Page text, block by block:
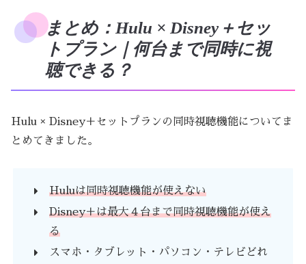
まとめ：Hulu × Disney＋セッ
トプラン｜何台まで同時に視
聴できる？
Hulu × Disney＋セットプランの同時視聴機能についてま
とめてきました。
Huluは同時視聴機能が使えない
Disney＋は最大４台まで同時視聴機能が使え
る
スマホ・タブレット・パソコン・テレビどれ